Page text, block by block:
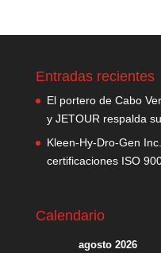
Entradas recientes
El portero de Cabo
y JETOUR respalda
Kleen-Hy-Dro-Gen
certificaciones ISO
Calendario
agosto 2026